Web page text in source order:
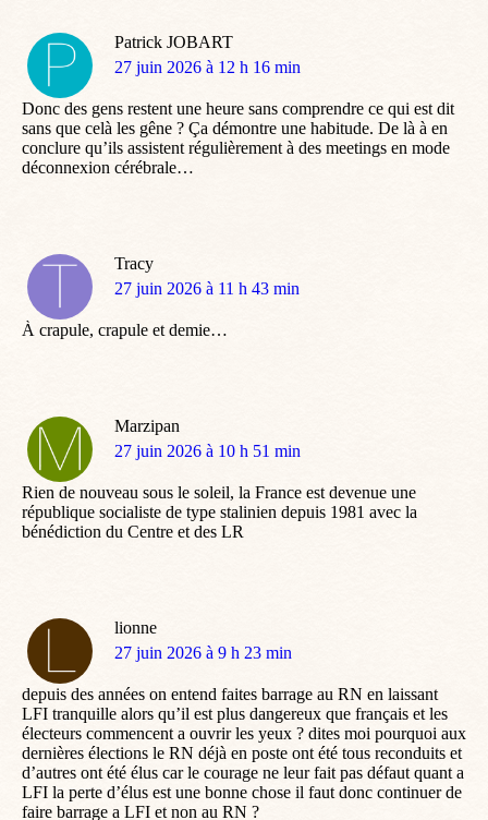
Patrick JOBART
dit
27 juin 2026 à 12 h 16 min
Donc des gens restent une heure sans comprendre ce qui est dit
sans que celà les gêne ? Ça démontre une habitude. De là à en
conclure qu’ils assistent régulièrement à des meetings en mode
déconnexion cérébrale…
Tracy
dit
27 juin 2026 à 11 h 43 min
À crapule, crapule et demie…
Marzipan
dit
27 juin 2026 à 10 h 51 min
Rien de nouveau sous le soleil, la France est devenue une
république socialiste de type stalinien depuis 1981 avec la
bénédiction du Centre et des LR
lionne
dit
27 juin 2026 à 9 h 23 min
depuis des années on entend faites barrage au RN en laissant
LFI tranquille alors qu’il est plus dangereux que français et les
électeurs commencent a ouvrir les yeux ? dites moi pourquoi aux
dernières élections le RN déjà en poste ont été tous reconduits et
d’autres ont été élus car le courage ne leur fait pas défaut quant a
LFI la perte d’élus est une bonne chose il faut donc continuer de
faire barrage a LFI et non au RN ?